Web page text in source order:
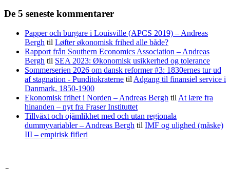
De 5 seneste kommentarer
Papper och burgare i Louisville (APCS 2019) – Andreas
Bergh til Løfter økonomisk frihed alle både?
Rapport från Southern Economics Association – Andreas
Bergh til SEA 2023: Økonomisk usikkerhed og tolerance
Sommerserien 2026 om dansk reformer #3: 1830ernes tur ud
af stagnation - Punditokraterne tilAdgang til finansiel service i
Danmark, 1850-1900
Ekonomisk frihet i Norden – Andreas Bergh tilAt lære fra
hinanden – nyt fra Fraser Instituttet
Tillväxt och ojämlikhet med och utan regionala
dummyvariabler – Andreas Bergh til IMF og ulighed (måske)
III – empirisk fifleri